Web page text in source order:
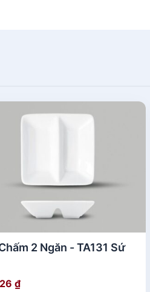
2 Ngăn - TA131 Sứ
₫